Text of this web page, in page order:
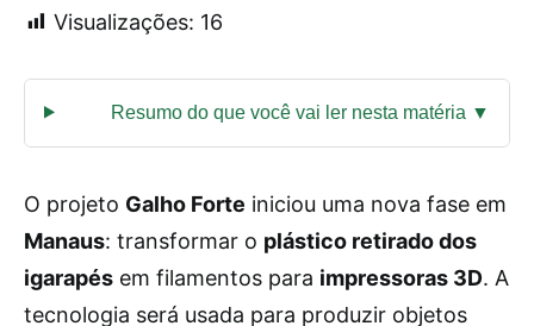
Visualizações: 16
O projeto Galho Forte iniciou uma nova fase em
Manaus: transformar o plástico retirado dos
igarapés em filamentos para impressoras 3D. A
tecnologia será usada para produzir objetos